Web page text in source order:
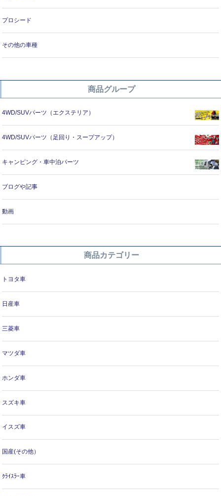
プロシード
その他の車種
商品グループ
4WD/SUVパーツ（エクステリア）
4WD/SUVパーツ（足回り・スープアップ）
キャンピング・車中泊パーツ
ブログや記事
動画
商品カテゴリー
トヨタ車
日産車
三菱車
マツダ車
ホンダ車
スズキ車
イスズ車
国産(その他）
ｸﾗｲｽﾗｰ車